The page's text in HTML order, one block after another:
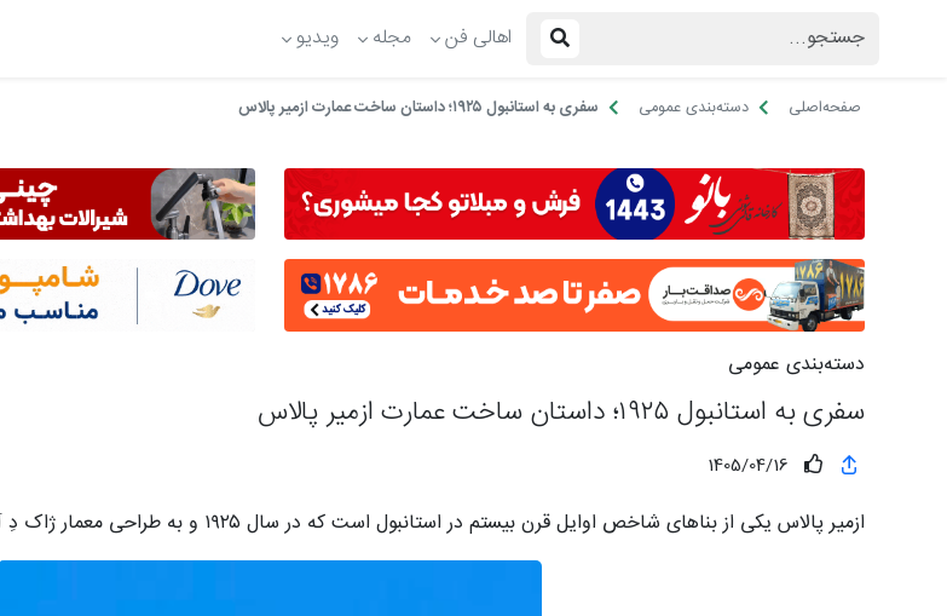
اهالی فن مجله ویدیو
صفحه‌اصلی دسته‌بندی عمومی سفری به استانبول ۱۹۲۵؛ داستان ساخت عمارت ازمیر پالاس
دسته‌بندی عمومی
سفری به استانبول ۱۹۲۵؛ داستان ساخت عمارت ازمیر پالاس
1405/04/16
ازمیر پالاس یکی از بناهای شاخص اوایل قرن بیستم در استانبول است که در سال ۱۹۲۵ و به طراحی معمار ژاک دِ آرمی ساخته شد.